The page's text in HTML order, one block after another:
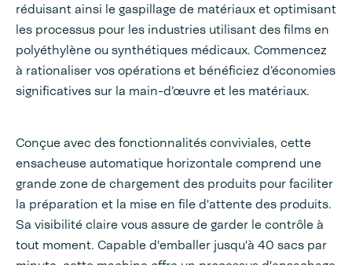
réduisant ainsi le gaspillage de matériaux et optimisant
les processus pour les industries utilisant des films en
polyéthylène ou synthétiques médicaux. Commencez
à rationaliser vos opérations et bénéficiez d’économies
significatives sur la main-d’œuvre et les matériaux.
Conçue avec des fonctionnalités conviviales, cette
ensacheuse automatique horizontale comprend une
grande zone de chargement des produits pour faciliter
la préparation et la mise en file d'attente des produits.
Sa visibilité claire vous assure de garder le contrôle à
tout moment. Capable d'emballer jusqu'à 40 sacs par